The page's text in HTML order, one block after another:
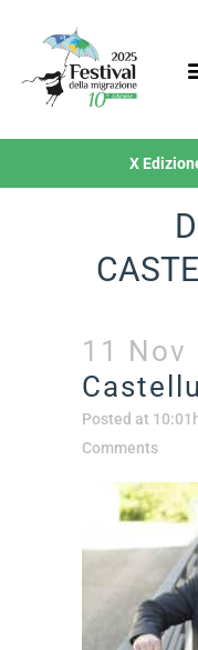
X
11 Nov
Posted at
Comments